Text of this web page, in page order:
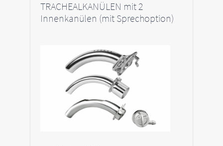
TRACHEALKANÜLEN mit 2
Innenkanülen (mit Sprechoption)